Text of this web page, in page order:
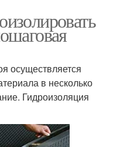
осуществляется
в несколько
Гидроизоляция